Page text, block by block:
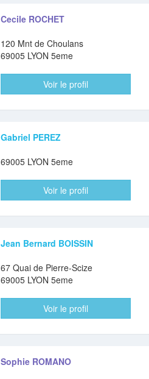
Cecile ROCHET
120 Mnt de Choulans
69005 LYON 5eme
Voir le profil
Gabriel PEREZ
69005 LYON 5eme
Voir le profil
Jean Bernard BOISSIN
67 Quai de Pierre-Scize
69005 LYON 5eme
Voir le profil
Sophie ROMANO